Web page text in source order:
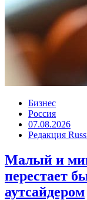
Бизнес
Россия
07.08.2026
Редакция
Малый и
перестает
аутсайдером